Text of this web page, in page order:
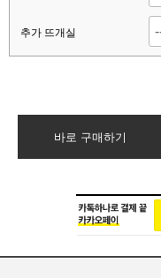
추가 뜨개실
바로 구매하기